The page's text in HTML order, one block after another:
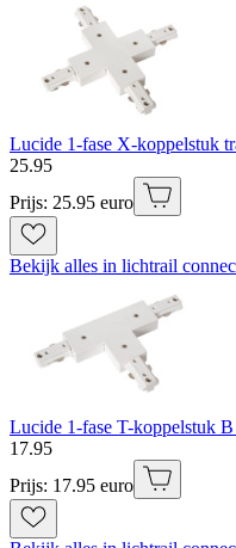
Lucide 1-fase X-koppelstuk
25.95
Prijs: 25.95 euro
Bekijk alles in lichtrail
Lucide 1-fase T-koppelstuk
17.95
Prijs: 17.95 euro